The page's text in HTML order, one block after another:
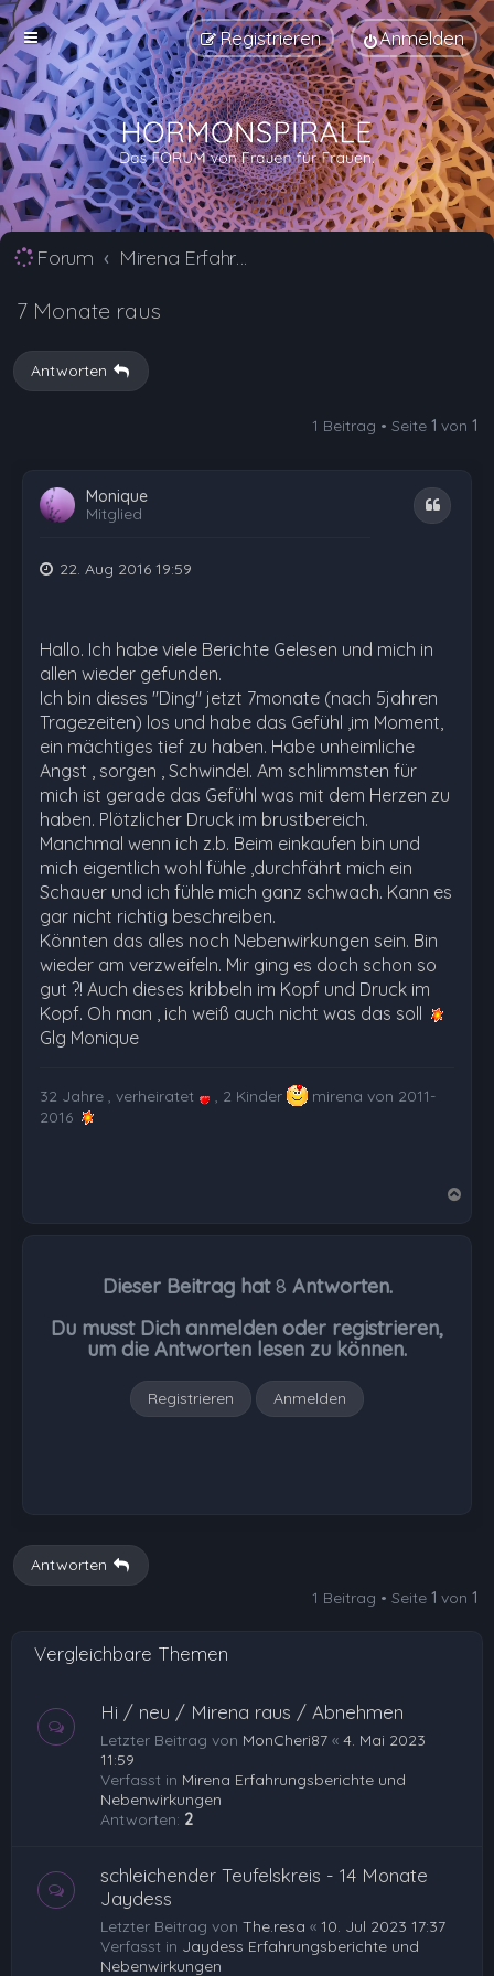
Anmelden
Registrieren
Forum Mirena Erfahrungsberichte und Nebenwirkungen
7 Monate raus
Antworten
1 Beitrag • Seite 1 von 1
Monique
Mitglied
Zitat
22. Aug 2016 19:59
Hallo. Ich habe viele Berichte Gelesen und mich in
allen wieder gefunden.
Ich bin dieses "Ding" jetzt 7monate (nach 5jahren
Tragezeiten) los und habe das Gefühl ,im Moment,
ein mächtiges tief zu haben. Habe unheimliche
Angst , sorgen , Schwindel. Am schlimmsten für
mich ist gerade das Gefühl was mit dem Herzen zu
haben. Plötzlicher Druck im brustbereich.
Manchmal wenn ich z.b. Beim einkaufen bin und
mich eigentlich wohl fühle ,durchfährt mich ein
Schauer und ich fühle mich ganz schwach. Kann es
gar nicht richtig beschreiben.
Könnten das alles noch Nebenwirkungen sein. Bin
wieder am verzweifeln. Mir ging es doch schon so
gut ?! Auch dieses kribbeln im Kopf und Druck im
Kopf. Oh man , ich weiß auch nicht was das soll
Glg Monique
32 Jahre , verheiratet , 2 Kinder
mirena von 2011-
2016
Dieser Beitrag hat8 Antworten.
Du musst Dich anmelden oder registrieren,
um die Antworten lesen zu können.
Registrieren Anmelden
Antworten
1 Beitrag • Seite 1 von 1
Vergleichbare Themen
Hi / neu / Mirena raus / Abnehmen
Letzter Beitrag von MonCheri87 « 4. Mai 2023
11:59
Verfasst in Mirena Erfahrungsberichte und
Nebenwirkungen
Antworten: 2
schleichender Teufelskreis - 14 Monate
Jaydess
Letzter Beitrag von The.resa « 10. Jul 2023 17:37
Verfasst in Jaydess Erfahrungsberichte und
Nebenwirkungen